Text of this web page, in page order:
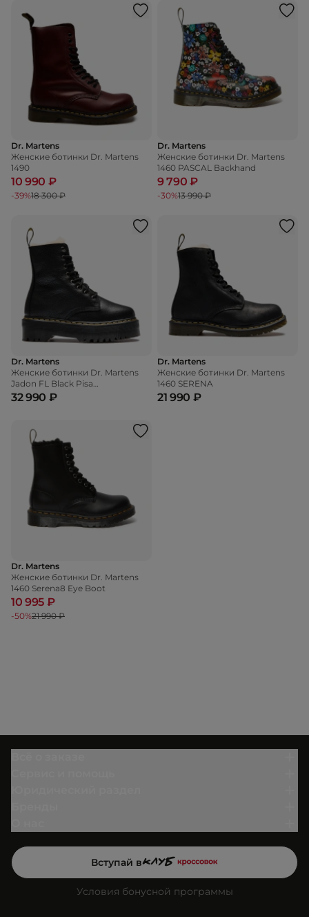
Dr. Martens
Женские ботинки Dr. Martens
1490
10 990 ₽
-39%18 300 ₽
Dr. Martens
Женские ботинки Dr. Martens
1460 PASCAL Backhand
9 790 ₽
-30%13 990 ₽
Dr. Martens
Женские ботинки Dr. Martens
Jadon FL Black Pisa
and Natural Em Toby
32 990 ₽
Dr. Martens
Женские ботинки Dr. Martens
1460 SERENA
21 990 ₽
Dr. Martens
Женские ботинки Dr. Martens
1460 Serena8 Eye Boot
10 995 ₽
-50%21 990 ₽
Вступай в
Условия бонусной программы